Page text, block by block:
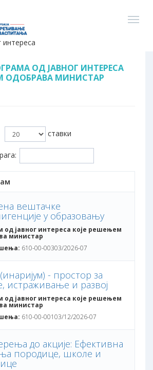
интереса
ОД ЈАВНОГ ИНТЕРЕСА
ОДОБРАВА МИНИСТАР
ставки
вештачке
у образовању
од јавног интереса које решењем
министар
610-00-00303/2026-07
- простор за
истраживање и развој
од јавног интереса које решењем
министар
610-00-00103/12/2026-07
до акције: Ефективна
породице, школе и